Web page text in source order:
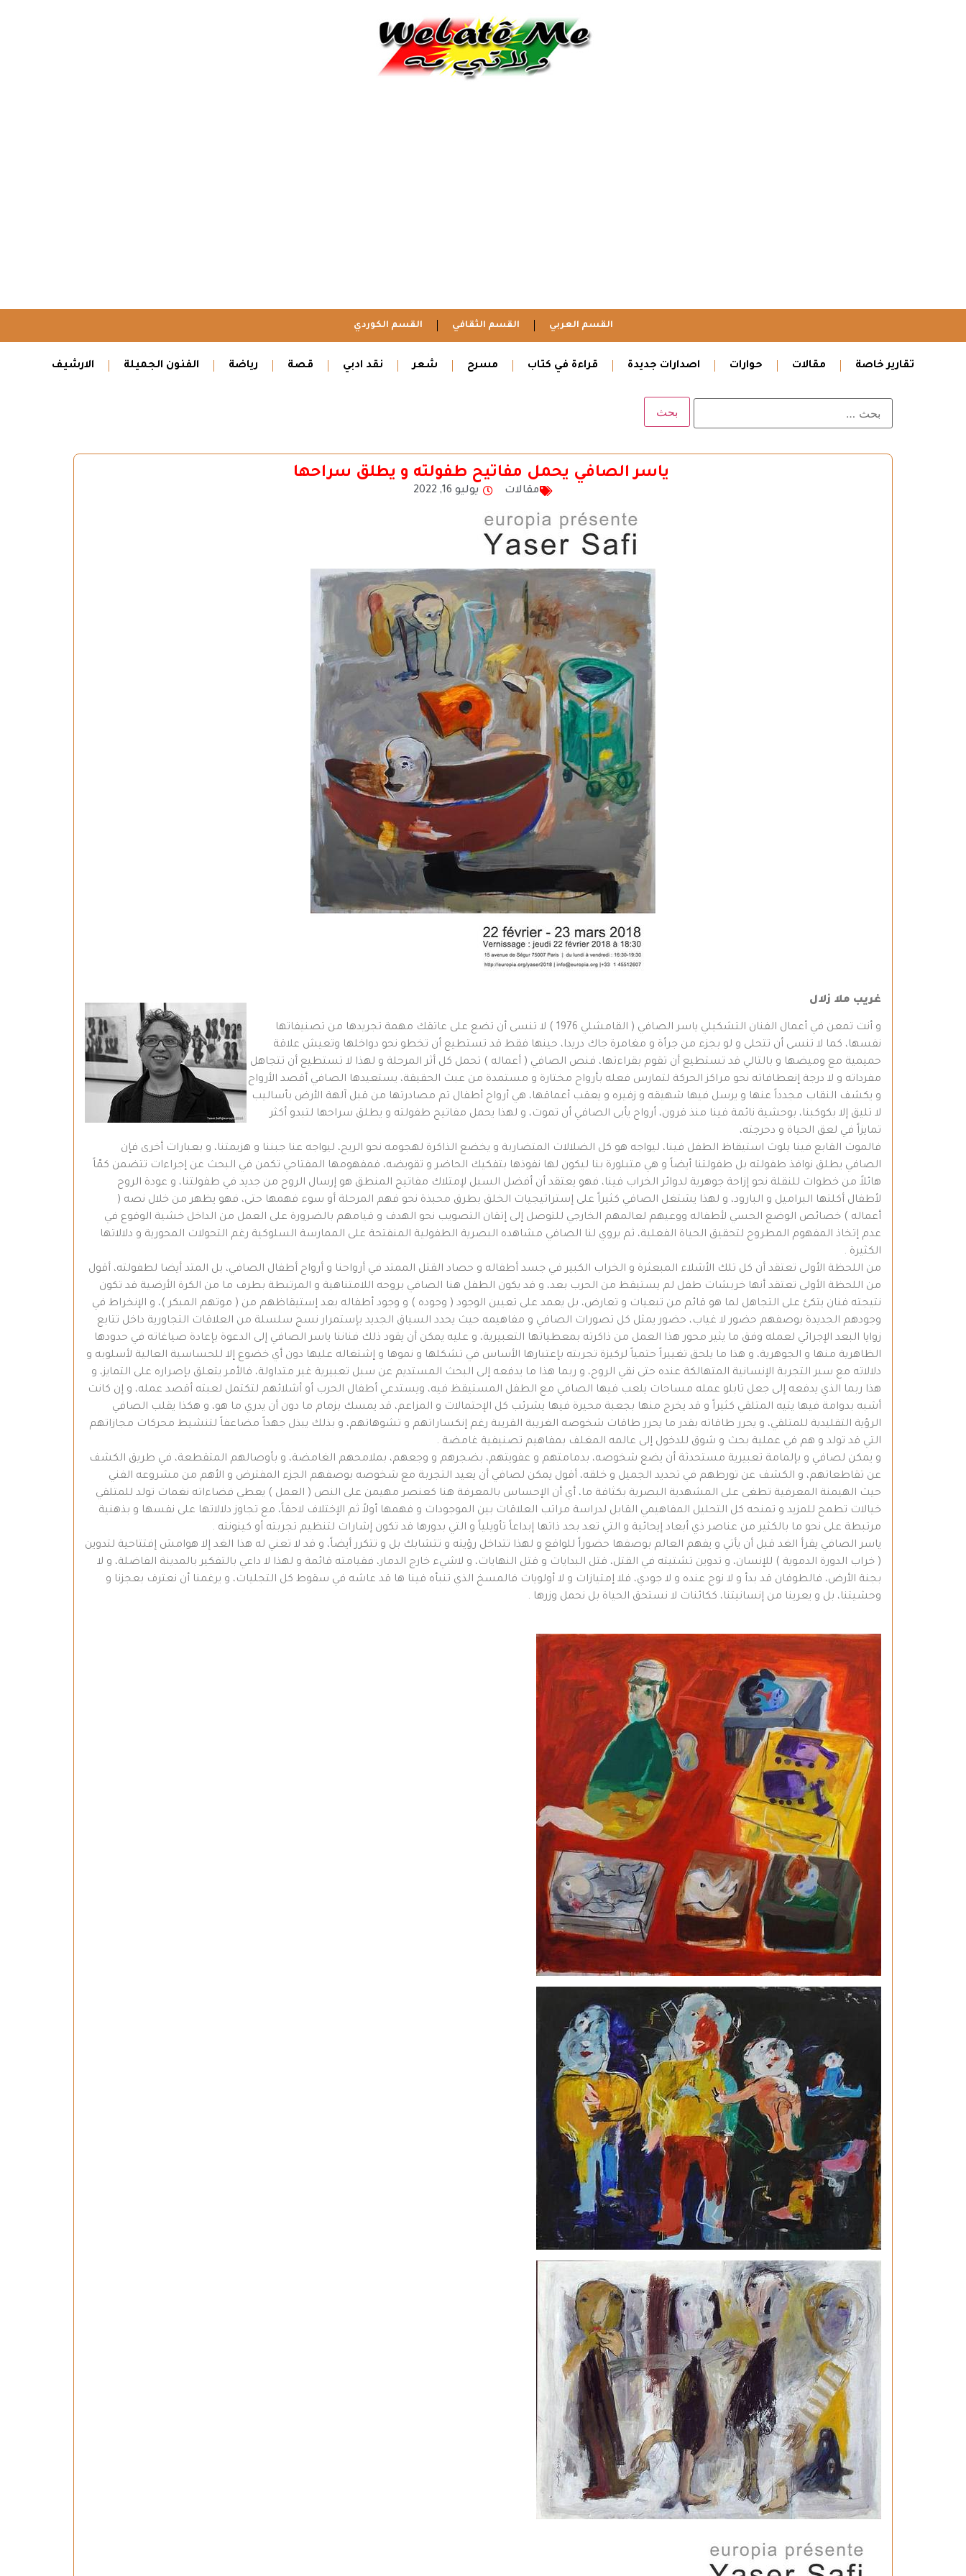
القسم العربي القسم الثقافي القسم الكوردي
تقارير خاصة مقالات حوارات اصدارات جديدة قراءة في كتاب مسرح شعر نقد ادبي قصة رياضة الفنون الجميلة الارشيف
مقالات يوليو 16, 2022
غريب ملا زلال
و أنت تمعن في أعمال الفنان التشكيلي ياسر الصافي ( القامشلي 1976 ) لا تنسى أن تضع على عاتقك مهمة تجريدها من تصنيفاتها
نفسها، كما لا تنسى أن تتحلى و لو بجزء من جرأة و مغامرة جاك دريدا، حينها فقط قد تستطيع أن تخطو نحو دواخلها وتعيش علاقة
حميمية مع وميضها و بالتالي قد تستطيع أن تقوم بقراءتها، فنص الصافي ( أعماله ) تحمل كل أثر المرحلة و لهذا لا تستطيع أن تتجاهل
مفرداته و لا درجة إنعطافاته نحو مراكز الحركة لتمارس فعله بأرواح مختارة و مستمدة من عبث الحقيقة، يستعيدها الصافي أقصد الأرواح
و يكشف النقاب مجدداً عنها و يرسل فيها شهيقه و زفيره و يعقب أعماقها، هي أرواح أطفال تم مصادرتها من قبل آلهة الأرض بأساليب
لا تليق إلا بكوكبنا، بوحشية نائمة فينا منذ قرون، أرواح يأبى الصافي أن تموت، و لهذا يحمل مفاتيح طفولته و يطلق سراحها لتبدو أكثر
تمايزاً في لعق الحياة و دحرجته،
فالموت القابع فينا يلوث استيقاظ الطفل فينا، ليواجه هو كل الضلالات المتضاربة و يخضع الذاكرة لهجومه نحو الريح، ليواجه عنا جبننا و هزيمتنا، و بعبارات أخرى فإن
الصافي يطلق نوافذ طفولته بل طفولتنا أيضاً و هي متبلورة بنا ليكون لها نفوذها بتفكيك الحاضر و تقويضه، فمفهومها المفتاحي تكمن في البحث عن إجراءات تتضمن كمّاً
هائلاً من خطوات للنقلة نحو إزاحة جوهرية لدوائر الخراب فينا، فهو يعتقد أن أفضل السبل لإمتلاك مفاتيح المنطق هو إرسال الروح من جديد في طفولتنا، و عودة الروح
لأطفال أكلتها البراميل و البارود، و لهذا يشتغل الصافي كثيراً على إستراتيجيات الخلق بطرق محبذة نحو فهم المرحلة أو سوء فهمها حتى، فهو يظهر من خلال نصه (
أعماله ) خصائص الوضع الحسي لأطفاله ووعيهم لعالمهم الخارجي للتوصل إلى إتقان التصويب نحو الهدف و قيامهم بالضرورة على العمل من الداخل خشية الوقوع في
عدم إتخاذ المفهوم المطروح لتحقيق الحياة الفعلية، ثم يروي لنا الصافي مشاهده البصرية الطفولية المنفتحة على الممارسة السلوكية رغم التحولات المحورية و دلالاتها
الكثيرة .
من اللحظة الأولى تعتقد أن كل تلك الأشلاء المبعثرة و الخراب الكبير في جسد أطفاله و حصاد القتل الممتد في أرواحنا و أرواح أطفال الصافي، بل المتد أيضا لطفولته، أقول
من اللحظة الأولى تعتقد أنها خربشات طفل لم يستيقظ من الحرب بعد، و قد يكون الطفل هنا الصافي بروحه اللامتناهية و المرتبطة بطرف ما من الكرة الأرضية قد تكون
نتيجته فنان يتكئ على التجاهل لما هو قائم من تبعيات و تعارض، بل يعمد على تعيين الوجود ( وجوده ) و وجود أطفاله بعد إستيقاظهم من ( موتهم المبكر )، و الإنخراط في
وجودهم الجديدة بوصفهم حضور لا غياب، حضور يمثل كل تصورات الصافي و مفاهيمه حيث يحدد السياق الجديد بإستمرار نسج سلسلة من العلاقات التجاورية داخل تتابع
زوايا البعد الإجرائي لعمله وفق ما يثير محور هذا العمل من ذاكرته بمعطياتها التعبيرية، و عليه يمكن أن يقود ذلك فناننا ياسر الصافي إلى الدعوة بإعادة صياغاته في حدودها
الظاهرية منها و الجوهرية، و هذا ما يلحق تغييراً حتمياً لركيزة تجربته بإعتبارها الأساس في تشكلها و نموها و إشتغاله عليها دون أي خضوع إلا للحساسية العالية لأسلوبه و
دلالاته مع سبر التجربة الإنسانية المتهالكة عنده حتى نقي الروح، و ربما هذا ما يدفعه إلى البحث المستديم عن سبل تعبيرية غير متداولة، فالأمر يتعلق بإصراره على التمايز، و
هذا ربما الذي يدفعه إلى جعل تابلو عمله مساحات يلعب فيها الصافي مع الطفل المستيقظ فيه، ويستدعي أطفال الحرب أو أشلائهم لتكتمل لعبته أقصد عمله، و إن كانت
أشبه بدوامة فيها يتيه المتلقي كثيراً و قد يخرج منها بجعبة محيرة فيها يشرئب كل الإحتمالات و المزاعم، قد يمسك بزمام ما دون أن يدري ما هو، و هكذا يقلب الصافي
الرؤية التقليدية للمتلقي، و يحرر طاقاته بقدر ما يحرر طاقات شخوصه الغريبة القريبة رغم إنكساراتهم و تشوهاتهم، و بذلك يبذل جهداً مضاعفاً لتنشيط محركات مجازاتهم
التي قد تولد و هم في عملية بحث و شوق للدخول إلى عالمه المغلف بمفاهيم تصنيفية غامضة .
و يمكن لصافي و بإلمامة تعبيرية مستحدثة أن يضع شخوصه، بدمامتهم و عفويتهم، بضجرهم و وجعهم، بملامحهم الغامضة، و بأوصالهم المتقطعة، في طريق الكشف
عن تقاطعاتهم، و الكشف عن تورطهم في تحديد الجميل و خلقه، أقول يمكن لصافي أن يعيد التجربة مع شخوصه بوصفهم الجزء المفترض و الأهم من مشروعه الفني
حيث الهيمنة المعرفية تطغى على المشهدية البصرية بكثافة ما، أي أن الإحساس بالمعرفة هنا كعنصر مهيمن على النص ( العمل ) يعطي فضاءاته نغمات تولد للمتلقي
خيالات تطمح للمزيد و تمنحه كل التحليل المفاهيمي القابل لدراسة مراتب العلاقات بين الموجودات و فهمها أولاً ثم الإختلاف لاحقاً، مع تجاوز دلالاتها على نفسها و بذهنية
مرتبطة على نحو ما بالكثير من عناصر ذي أبعاد إيحائية و التي تعد بحد ذاتها إبداعاً تأويلياً و التي بدورها قد تكون إشارات لتنظيم تجربته أو كينونته .
ياسر الصافي يقرأ الغد قبل أن يأتي و يفهم العالم بوصفها حضوراً للواقع و لهذا تتداخل رؤيته و تتشابك بل و تتكرر أيضاً، و قد لا تعني له هذا الغد إلا هوامش إفتتاحية لتدوين
( خراب الدورة الدموية ) للإنسان، و تدوين تشتيته في القتل، قتل البدايات و قتل النهايات، و لاشيء خارج الدمار، فقيامته قائمة و لهذا لا داعي بالتفكير بالمدينة الفاضلة، و لا
بجنة الأرض، فالطوفان قد بدأ و لا نوح عنده و لا جودي، فلا إمتيازات و لا أولويات فالمسخ الذي تنبأه فينا ها قد عاشه في سقوط كل التجليات، و يرغمنا أن نعترف بعجزنا و
وحشيتنا، بل و يعرينا من إنسانيتنا، ككائنات لا نستحق الحياة بل نحمل وزرها .